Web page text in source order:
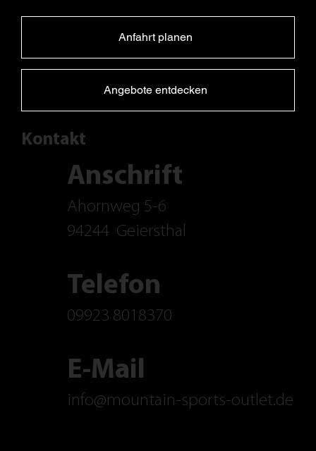
Angebote entdecken
Anfahrt planen
Kontakt
09923 8018370
Telefon
info@mountain-sports-outlet.de
E-Mail
Geiersthal
94244
Ahornweg 5-6
Anschrift